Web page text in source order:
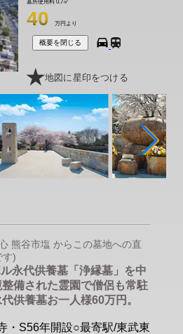
墓所使用料 0.7㎡
40 万円より
概要を閉じる
地図に星印をつける
熊谷市塩 からこの墓地への直
す)
永代供養墓「浄縁墓」を中
備された霊園で僧侶も常駐
供養墓お一人様60万円。
・S56年開設○最寄駅/東武東